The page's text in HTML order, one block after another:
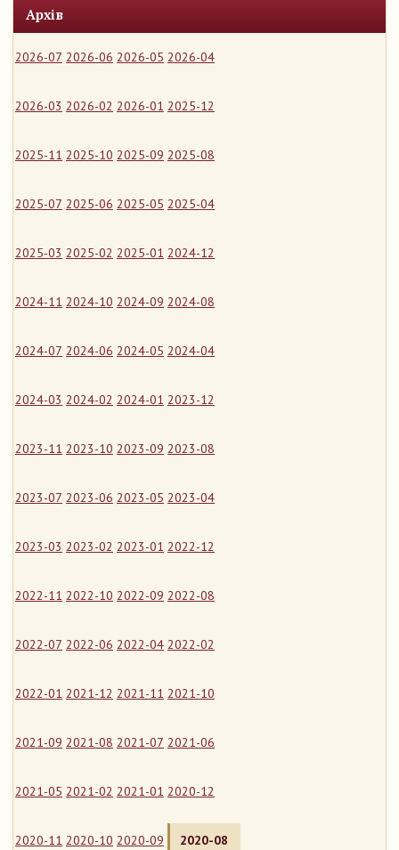
Архів
2026-07 2026-06 2026-05 2026-04
2026-03 2026-02 2026-01 2025-12
2025-11 2025-10 2025-09 2025-08
2025-07 2025-06 2025-05 2025-04
2025-03 2025-02 2025-01 2024-12
2024-11 2024-10 2024-09 2024-08
2024-07 2024-06 2024-05 2024-04
2024-03 2024-02 2024-01 2023-12
2023-11 2023-10 2023-09 2023-08
2023-07 2023-06 2023-05 2023-04
2023-03 2023-02 2023-01 2022-12
2022-11 2022-10 2022-09 2022-08
2022-07 2022-06 2022-04 2022-02
2022-01 2021-12 2021-11 2021-10
2021-09 2021-08 2021-07 2021-06
2021-05 2021-02 2021-01 2020-12
2020-11 2020-10 2020-09 2020-08